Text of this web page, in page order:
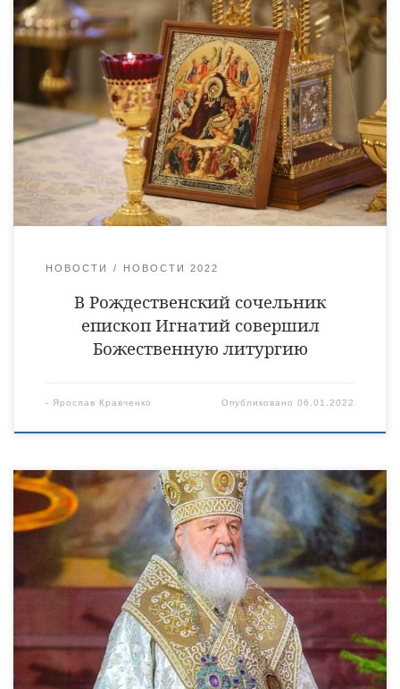
6 января, в навечерие Рождества Христова (Рождественский
сочельник), епископ Уваровский и Кирсановский Игнатий
совершил предваряемую вечерней Божественную литургию
святителя Василия Великого в Христорождественском
кафедральном соборе города Уварово. Его Преосвященству
сослужили клирики Христорождественского собора
священники Виктор Кончаков, Владимир Алейников,
Владимир Васильев, иеромонах Питирим (Сухов), иеромонах
Прохор (Пожарницкий) и диакон Сергий Демидов. В
завершение богослужения Его […]
НОВОСТИ НОВОСТИ 2022
В Рождественский сочельник
епископ Игнатий совершил
Божественную литургию
- Ярослав Кравченко Опубликовано06.01.2022
Рождественское послание Святейшего Патриарха
Московского и всея Руси Кирилла архипастырям, пастырям,
диаконам, монашествующим и всем верным чадам Русской
Православной Церкви. Возлюбленные о Господе
архипастыри, всечестные пресвитеры и диаконы,
боголюбивые иноки и инокини, дорогие братья и сестры!
Сердечно поздравляю всех вас с великим праздником
Рождества Христова. В эту светлую ночь радуется все
творение, ведь приближается и […]